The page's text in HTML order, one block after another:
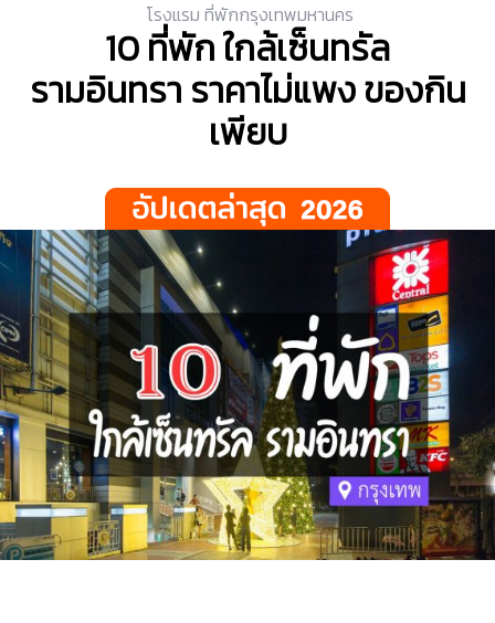
โรงแรม ที่พักกรุงเทพมหานคร
10 ที่พัก ใกล้เซ็นทรัล
รามอินทรา ราคาไม่แพง ของกิน
เพียบ